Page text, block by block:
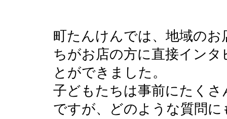
町たんけんでは、地域の
ちがお店の方に直接イン
とができました。
子どもたちは事前にたく
ですが、どのような質問